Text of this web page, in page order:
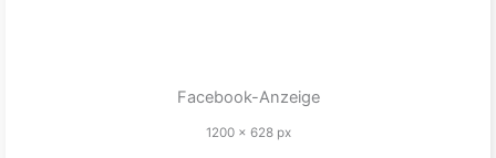
Facebook-Anzeige
1200 x 628 px